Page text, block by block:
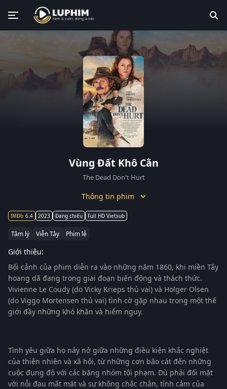
Vùng Đất Khô Cằn
The Dead Don't Hurt
Thông tin phim
6.4 2023 Đang chiếu Full HD Vietsub
Tâm lý Viễn Tây Phim lẻ
Giới thiệu:
Bối cảnh của phim diễn ra vào những năm 1860, khi miền Tây
hoang dã đang trong giai đoạn biến động và thách thức.
Vivienne Le Coudy (do Vicky Krieps thủ vai) và Holger Olsen
(do Viggo Mortensen thủ vai) tình cờ gặp nhau trong một thế
giới đầy những khó khăn và hiểm nguy.
Tình yêu giữa họ nảy nở giữa những điều kiện khắc nghiệt
của thiên nhiên và xã hội, từ những cơn bão cát đến những
cuộc đụng độ với các băng nhóm tội phạm. Dù phải đối mặt
với nỗi đau mất mát và sự không chắc chắn, tình cảm của